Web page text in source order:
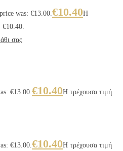
was: €13.00.€10.40Η
€10.40.
σας
€13.00.€10.40Η τρέχουσα τιμή
€13.00.€10.40Η τρέχουσα τιμή